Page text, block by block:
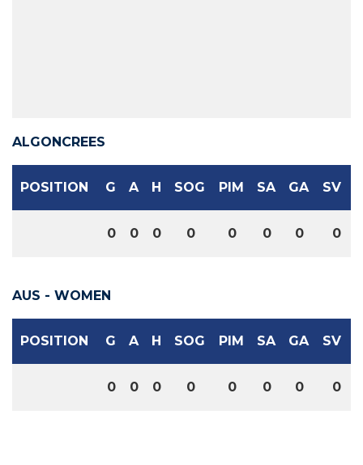
ALGONCREES
POSITION G A H SOG PIM SA GA SV
0 0 0 0 0 0 0 0
AUS - WOMEN
POSITION G A H SOG PIM SA GA SV
0 0 0 0 0 0 0 0